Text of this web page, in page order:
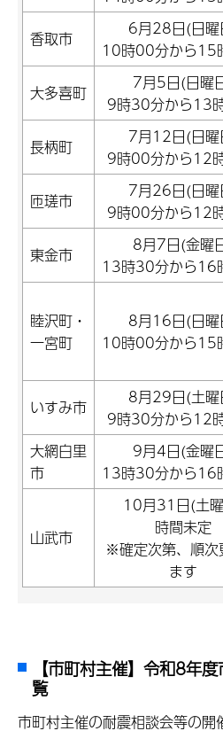
香取市
6月28日(日曜
10時00分から15
大多喜町
7月5日(日曜
9時30分から13
長柄町
7月12日(日曜
9時00分から12
匝瑳市
7月26日(日曜
9時00分から12
東金市
8月7日(金曜
13時30分から16
睦沢町・
一宮町
8月16日(日曜
10時00分から15
いすみ市
8月29日(土曜
9時30分から12
大網白里
市
9月4日(金曜
13時30分から16
山武市
10月31日(土
時間未定
※確定次第、順次
ます
【市町村主催】令和8年
覧
市町村主催の耐震相談会等の